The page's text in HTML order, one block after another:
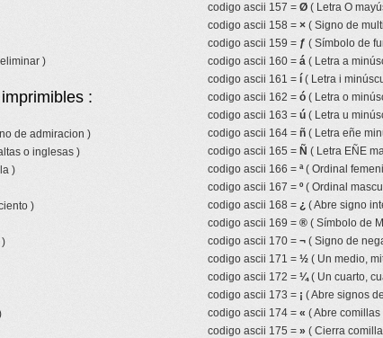
)
:
de admiracion )
o inglesas )
)
)
)
codigo ascii 157 = Ø ( Letra O
codigo ascii 158 = × ( Signo de
codigo ascii 159 = ƒ ( Símbolo de
codigo ascii 160 = á ( Letra a
codigo ascii 161 = í ( Letra i
codigo ascii 162 = ó ( Letra o
codigo ascii 163 = ú ( Letra u
codigo ascii 164 = ñ ( Letra eñe
codigo ascii 165 = Ñ ( Letra EÑE
codigo ascii 166 = ª( Ordinal
codigo ascii 167 = º( Ordinal
codigo ascii 168 = ¿ ( Abre signo
codigo ascii 169 = ® ( Símbolo de
codigo ascii 170 = ¬ ( Signo de
codigo ascii 171 = ½ ( Un medio,
codigo ascii 172 = ¼( Un cuarto,
codigo ascii 173 = ¡ ( Abre signos
codigo ascii 174 = « ( Abre
codigo ascii 175 = » ( Cierra